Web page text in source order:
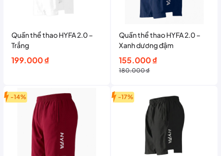
Quần thể thao HYFA 2.0 –
Trắng
199.000₫
Quần thể thao HYFA 2.0 –
Xanh dương đậm
180.000₫
Giá
gốc
180.000 ₫.
155.000₫
Giá
hiện
là:
155.000 ₫.
-14% -17%